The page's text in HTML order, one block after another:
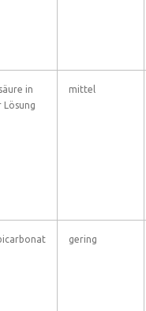
in
Lösung
mittel
gering